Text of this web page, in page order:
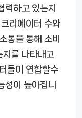
력하고 있는지
리에이터 수와
통을 통해 소비
를 나타내고
들이 연합할수
성이 높아집니